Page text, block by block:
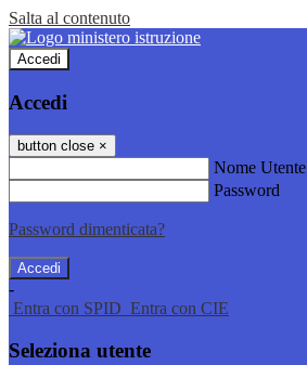
Salta al contenuto
Accedi
Accedi
button close ×
Nome Utente
Password
Password dimenticata?
-
Entra con SPID Entra con CIE
Seleziona utente